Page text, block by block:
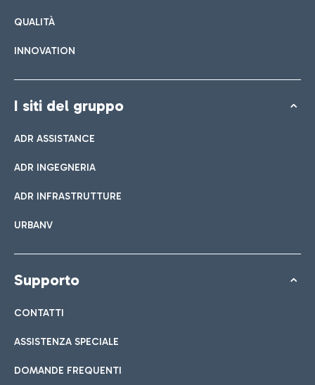
QUALITÀ
INNOVATION
I siti del gruppo
ADR ASSISTANCE
ADR INGEGNERIA
ADR INFRASTRUTTURE
URBANV
Supporto
CONTATTI
ASSISTENZA SPECIALE
DOMANDE FREQUENTI